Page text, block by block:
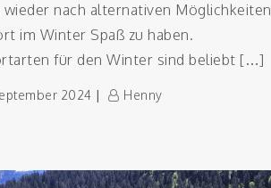
wieder nach alternativen Möglichkeiten
im Winter Spaß zu haben.
für den Winter sind beliebt […]
2024 Henny